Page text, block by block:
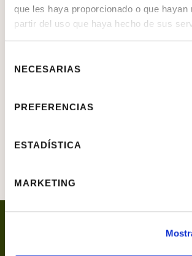
que les haya proporcionado o que hayan
partir del uso que haya hecho de sus
NECESARIAS
PREFERENCIAS
ESTADÍSTICA
MARKETING
Cornelio de Vos
SIGNATURA